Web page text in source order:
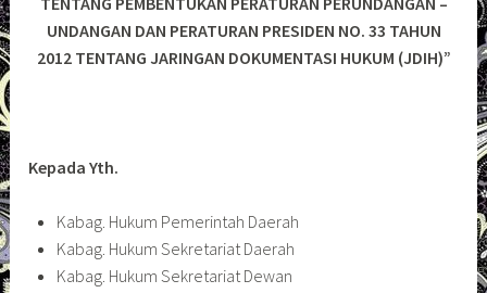
UNDANGAN DAN PERATURAN PRESIDEN NO. 33 TAHUN
2012 TENTANG JARINGAN DOKUMENTASI HUKUM (JDIH)”
Kepada Yth.
Kabag. Hukum Pemerintah Daerah
Kabag. Hukum Sekretariat Daerah
Kabag. Hukum Sekretariat Dewan